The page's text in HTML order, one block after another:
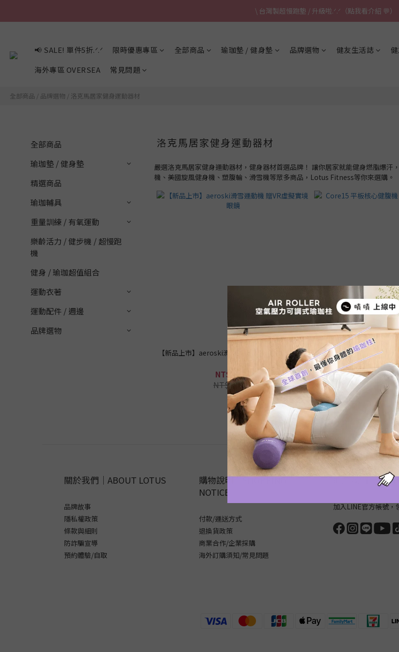
\ 台灣製超慢跑墊 / 升級啦.ᐟ.ᐟ（點我看介紹 💬）
\ 台灣製超慢跑墊 / 升級啦.ᐟ.ᐟ（點我看介紹 💬）
\ 台灣製超慢跑墊 / 升級啦.ᐟ.ᐟ（點我看介紹 💬）
📢 SALE! 單件5折.ᐟ.ᐟ 限時優惠專區 全部商品 瑜珈墊 / 健身墊 品牌選物 健友生活誌
海外專區 OVERSEA
常見問題
全部商品 / 品牌選物 / 洛克馬居家健身運動器材
全部商品
瑜珈墊 / 健身墊
精選商品
瑜珈輔具
重量訓練 / 有氧運動
樂齡活力 / 健步機 / 超慢跑
機
健身 / 瑜珈超值組合
運動衣著
運動配件 / 週邊
品牌選物
洛克馬居家健身運動器材
嚴選洛克馬居家健身運動器材，健身器材首選品牌！ 讓你居家就能健身燃脂爆
機、美國旋風健身機、塑腹輪、滑雪機等眾多商品，Lotus Fitness等你來選購。
【新品上市】aeroski滑雪運動機 贈VR虛擬實境眼
NT$8,900
NT$26,000
Core15 平板核心健腹機
關於我們｜ABOUT LOTUS
品牌故事
隱私權政策
條款與細則
防詐騙宣導
預約體驗/自取
購物說明｜SHOPPING
NOTICE
付款/運送方式
退換貨政策
商業合作/企業採購
海外訂購須知/常見問題
追蹤我們｜
加入LINE官方帳號，